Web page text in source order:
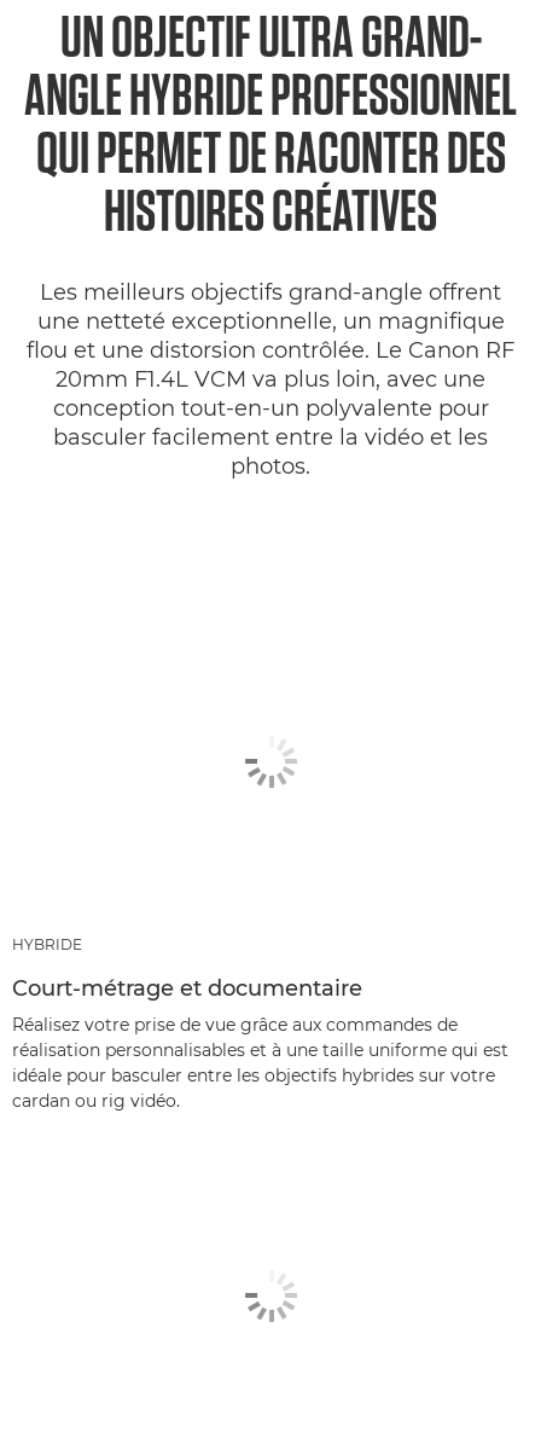
UN OBJECTIF ULTRA GRAND-
ANGLE HYBRIDE PROFESSIONNEL
QUI PERMET DE RACONTER DES
HISTOIRES CRÉATIVES
Les meilleurs objectifs grand-angle offrent
une netteté exceptionnelle, un magnifique
flou et une distorsion contrôlée. Le Canon RF
20mm F1.4L VCM va plus loin, avec une
conception tout-en-un polyvalente pour
basculer facilement entre la vidéo et les
photos.
HYBRIDE
Court-métrage et documentaire
Réalisez votre prise de vue grâce aux commandes de
réalisation personnalisables et à une taille uniforme qui est
idéale pour basculer entre les objectifs hybrides sur votre
cardan ou rig vidéo.